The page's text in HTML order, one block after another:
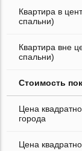
Квартира в
спальни)
Квартира вне
спальни)
Стоимость
Цена
города
Цена